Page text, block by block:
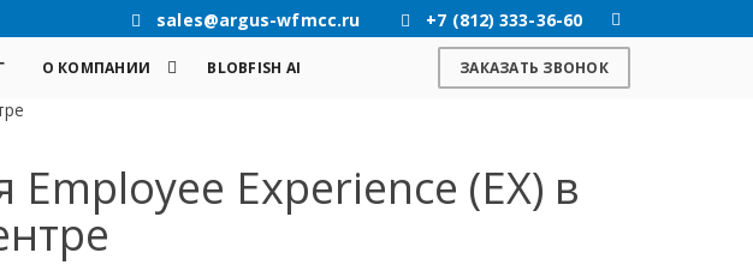
sales@argus-wfmcc.ru +7 (812) 333-36-60
О КОМПАНИИ BLOBFISH AI ЗАКАЗАТЬ ЗВОНОК
Experience (EX) в